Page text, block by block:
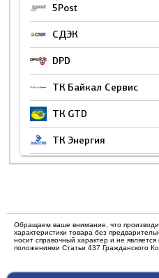
5Post
СДЭК
DPD
ТК Байкал Сервис
ТК GTD
ТК Энергия
Обращаем ваше внимание, что
характеристики товара без
носит справочный характер и не
положениями Статьи 437 Гражданского